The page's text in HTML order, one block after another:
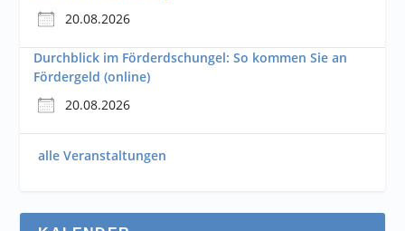
20.08.2026
Durchblick im Förderdschungel: So kommen Sie an
Fördergeld (online)
20.08.2026
alle Veranstaltungen